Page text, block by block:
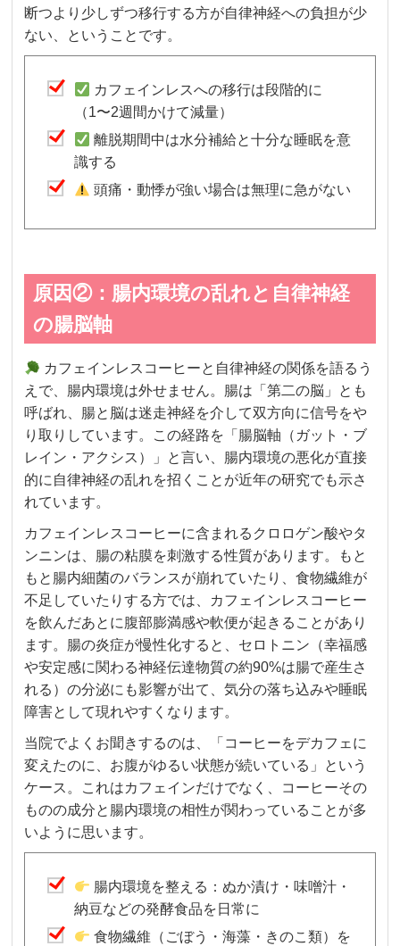
断つより少しずつ移行する方が自律神経への負担が少
ない、ということです。
カフェインレスへの移行は段階的に
（1〜2週間かけて減量）
離脱期間中は水分補給と十分な睡眠を意
識する
頭痛・動悸が強い場合は無理に急がない
原因②：腸内環境の乱れと自律神経
の腸脳軸
カフェインレスコーヒーと自律神経の関係を語るう
えで、腸内環境は外せません。腸は「第二の脳」とも
呼ばれ、腸と脳は迷走神経を介して双方向に信号をや
り取りしています。この経路を「腸脳軸（ガット・ブ
レイン・アクシス）」と言い、腸内環境の悪化が直接
的に自律神経の乱れを招くことが近年の研究でも示さ
れています。
カフェインレスコーヒーに含まれるクロロゲン酸やタ
ンニンは、腸の粘膜を刺激する性質があります。もと
もと腸内細菌のバランスが崩れていたり、食物繊維が
不足していたりする方では、カフェインレスコーヒー
を飲んだあとに腹部膨満感や軟便が起きることがあり
ます。腸の炎症が慢性化すると、セロトニン（幸福感
や安定感に関わる神経伝達物質の約90%は腸で産生さ
れる）の分泌にも影響が出て、気分の落ち込みや睡眠
障害として現れやすくなります。
当院でよくお聞きするのは、「コーヒーをデカフェに
変えたのに、お腹がゆるい状態が続いている」という
ケース。これはカフェインだけでなく、コーヒーその
ものの成分と腸内環境の相性が関わっていることが多
いように思います。
腸内環境を整える：ぬか漬け・味噌汁・
納豆などの発酵食品を日常に
食物繊維（ごぼう・海藻・きのこ類）を